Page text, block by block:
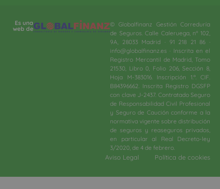
Es una
web de
© Globalfinanz Gestión Correduría
de Seguros. Calle Caleruega, nº 102,
9A, 28033 Madrid · 91 218 21 86 ·
info@globalfinanz.es · Inscrita en el
Registro Mercantil de Madrid, Tomo
21530, Libro 0, Folio 206, Sección 8,
Hoja M-383016. Inscripción 1.ª. CIF.
B84396662. Inscrita Registro DGSFP
con clave J-2437. Contratado Seguro
de Responsabilidad Civil Profesional
y Seguro de Caución conforme a la
normativa vigente sobre distribución
de seguros y reaseguros privados,
en particular al Real Decreto-ley
3/2020, de 4 de febrero.​
Aviso Legal Política de cookies